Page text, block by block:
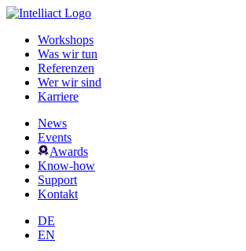
Workshops
Was wir tun
Referenzen
Wer wir sind
Karriere
News
Events
Awards
Know-how
Support
Kontakt
DE
EN